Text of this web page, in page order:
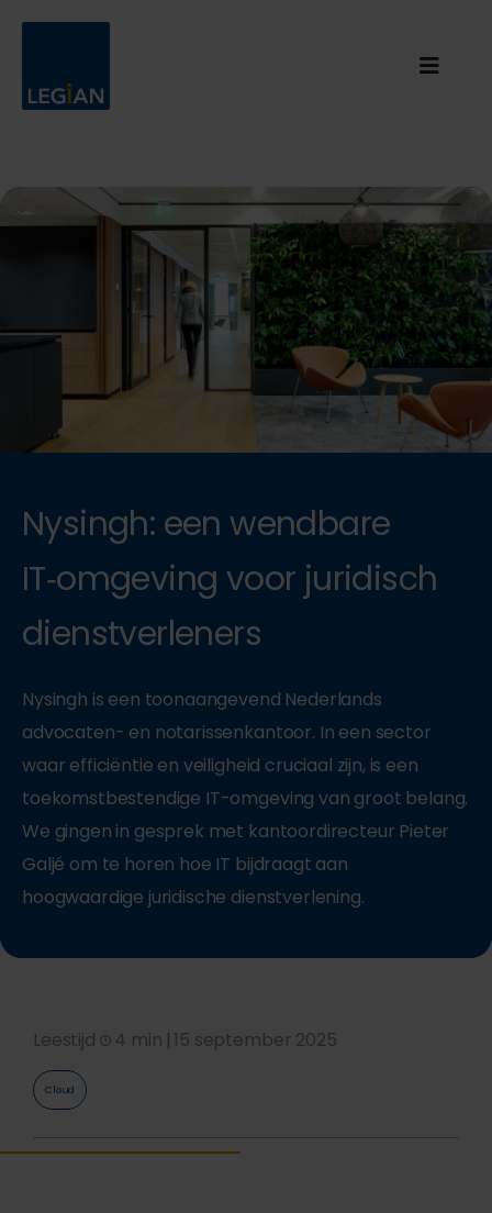
Nysingh: een wendbare
IT‑omgeving voor juridisch
dienstverleners
Nysingh is een toonaangevend Nederlands
advocaten- en notarissenkantoor. In een sector
waar efficiëntie en veiligheid cruciaal zijn, is een
toekomstbestendige IT-omgeving van groot belang.
We gingen in gesprek met kantoordirecteur Pieter
Galjé om te horen hoe IT bijdraagt aan
hoogwaardige juridische dienstverlening.
Leestijd 4 min |15 september 2025
Cloud